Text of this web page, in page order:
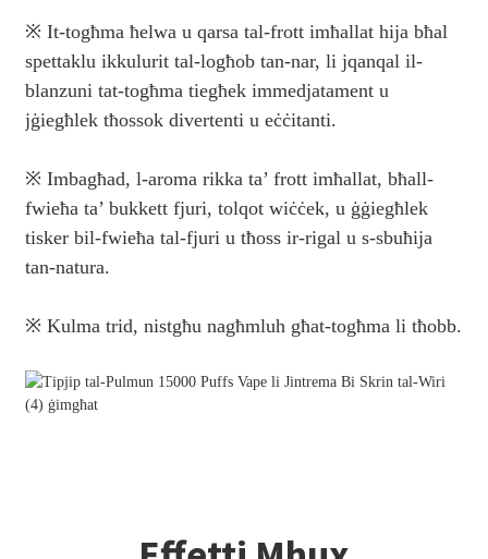
※ It-togħma ħelwa u qarsa tal-frott imħallat hija bħal
spettaklu ikkulurit tal-logħob tan-nar, li jqanqal il-
blanzuni tat-togħma tiegħek immedjatament u
jġiegħlek tħossok divertenti u eċċitanti.
※ Imbagħad, l-aroma rikka ta’ frott imħallat, bħall-
fwieħa ta’ bukkett fjuri, tolqot wiċċek, u ġġiegħlek
tisker bil-fwieħa tal-fjuri u tħoss ir-rigal u s-sbuħija
tan-natura.
※ Kulma trid, nistgħu nagħmluh għat-togħma li tħobb.